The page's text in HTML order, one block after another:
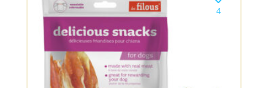
4
Ajouter le